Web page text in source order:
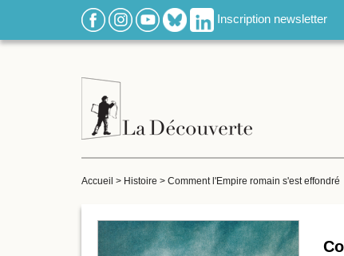
Inscription newsletter
Accueil > Histoire > Comment l'Empire romain s'est effondré